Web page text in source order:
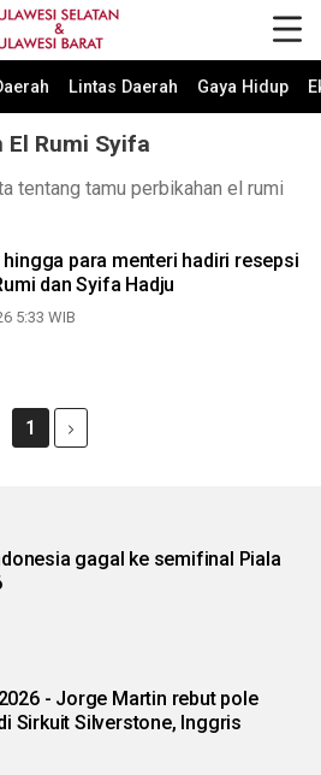
Lintas Daerah Gaya Hidup
El Rumi Syifa
tentang tamu perbikahan el rumi
para menteri hadiri resepsi
dan Syifa Hadju
5:33 WIB
1
gagal ke semifinal Piala
- Jorge Martin rebut pole
position di Sirkuit Silverstone, Inggris